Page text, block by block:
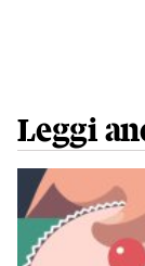
Leggi